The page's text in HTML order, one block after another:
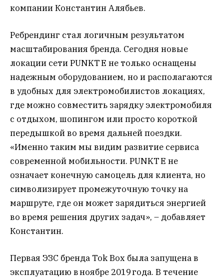
компании Константин Алябьев.
Ребрендинг стал логичным результатом
масштабирования бренда. Сегодня новые
локации сети PUNKT E не только оснащены
надежным оборудованием, но и располагаются
в удобных для электромобилистов локациях,
где можно совместить зарядку электромобиля
с отдыхом, шопингом или просто короткой
передышкой во время дальней поездки.
«Именно таким мы видим развитие сервиса
современной мобильности. PUNKT E не
означает конечную самоцель для клиента, но
символизирует промежуточную точку на
маршруте, где он может зарядиться энергией
во время решения других задач», – добавляет
Константин.
Первая ЭЗС бренда Tok Box была запущена в
эксплуатацию в ноябре 2019 года. В течение